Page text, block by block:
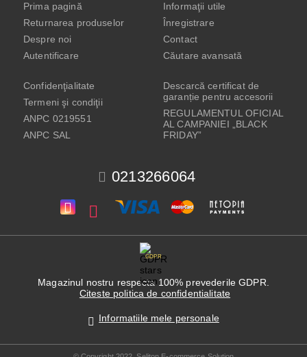
0213266064
Prima pagină
Returnarea produselor
Despre noi
Autentificare
Informaţii utile
Înregistrare
Contact
Căutare avansată
Confidenţialitate
Termeni şi condiţii
ANPC 0219551
ANPC SAL
Descarcă certificat de
garanție pentru accesorii
REGULAMENTUL OFICIAL
AL CAMPANIEI „BLACK
FRIDAY”
GDPR
Magazinul nostru respecta 100% prevederile GDPR.
Citeste politica de confidentialitate
Informatiile mele personale